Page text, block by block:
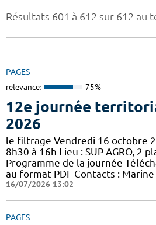
Résultats 601 à 612 sur 612 au
PAGES
relevance: 75%
12e journée
2026
le filtrage Vendredi 16 octobre
8h30 à 16h Lieu : SUP AGRO, 2
Programme de la journée
au format PDF Contacts :
16/07/2026 13:02
PAGES